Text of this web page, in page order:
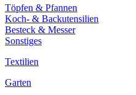
Töpfen & Pfannen
Koch- & Backutensilien
Besteck & Messer
Sonstiges
Textilien
Garten